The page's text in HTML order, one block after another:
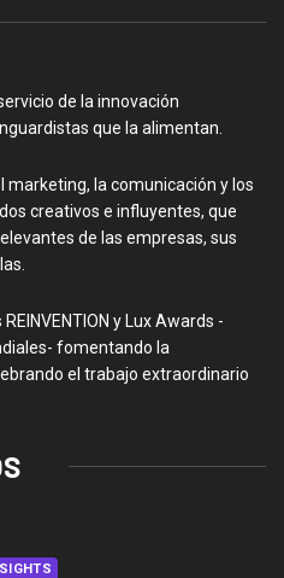
de la innovación
que la alimentan.
marketing, la comunicación y los
creativos e influyentes, que
de las empresas, sus
y Lux Awards -
fomentando la
el trabajo extraordinario